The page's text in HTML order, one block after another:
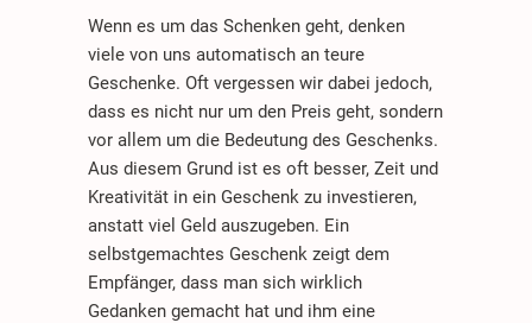
Wenn es um das Schenken geht, denken
viele von uns automatisch an teure
Geschenke. Oft vergessen wir dabei jedoch,
dass es nicht nur um den Preis geht, sondern
vor allem um die Bedeutung des Geschenks.
Aus diesem Grund ist es oft besser, Zeit und
Kreativität in ein Geschenk zu investieren,
anstatt viel Geld auszugeben. Ein
selbstgemachtes Geschenk zeigt dem
Empfänger, dass man sich wirklich
Gedanken gemacht hat und ihm eine